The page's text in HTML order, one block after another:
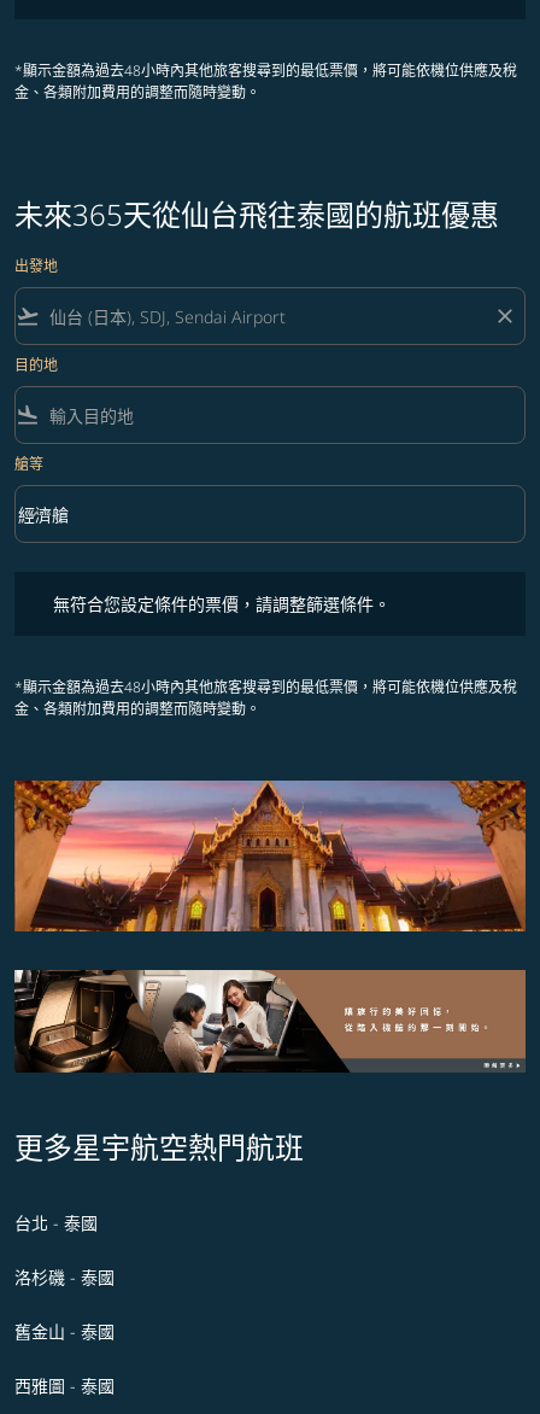
*顯示金額為過去48小時內其他旅客搜尋到的最低票價，將可能依機位供應及稅
金、各類附加費用的調整而隨時變動。
未來365天從仙台飛往泰國的航班優惠
出發地
flight_takeoff close
目的地
flight_land
艙等
艙等 option 經濟艙 Selected
經濟艙
keyboard_arrow_down
無符合您設定條件的票價，請調整篩選條件。
*顯示金額為過去48小時內其他旅客搜尋到的最低票價，將可能依機位供應及稅
金、各類附加費用的調整而隨時變動。
更多星宇航空熱門航班
台北 - 泰國
洛杉磯 - 泰國
舊金山 - 泰國
西雅圖 - 泰國